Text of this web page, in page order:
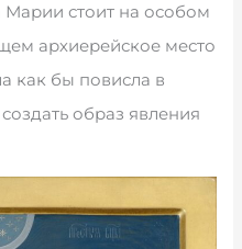
стоит на особом
архиерейское место
как бы повисла в
образ явления